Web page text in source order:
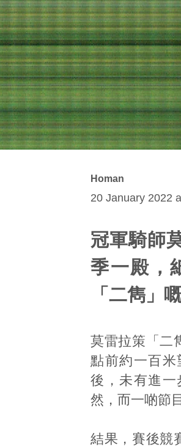
Homan
20 January 2022
冠軍騎師
季一殿，
「二雋」
莫雷拉策「二
點前約一百米
後，未有進一
然，而一啲節
結果，賽後競